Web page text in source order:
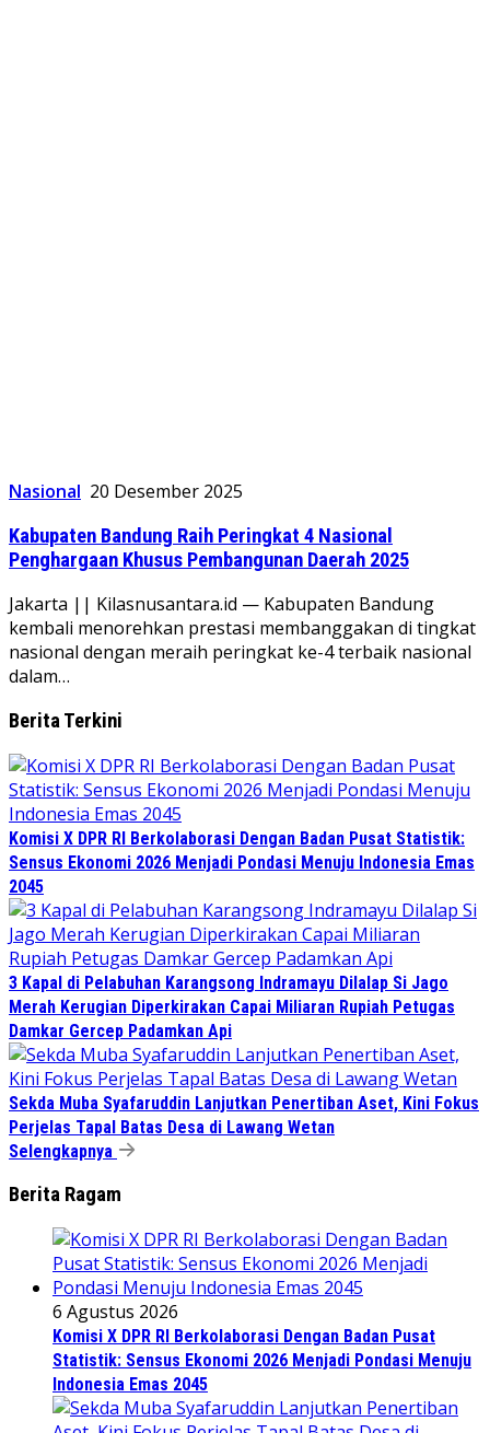
Nasional 20 Desember 2025
Kabupaten Bandung Raih Peringkat 4 Nasional
Penghargaan Khusus Pembangunan Daerah 2025
Jakarta || Kilasnusantara.id — Kabupaten Bandung
kembali menorehkan prestasi membanggakan di tingkat
nasional dengan meraih peringkat ke-4 terbaik nasional
dalam…
Berita Terkini
Komisi X DPR RI Berkolaborasi Dengan Badan Pusat Statistik:
Sensus Ekonomi 2026 Menjadi Pondasi Menuju Indonesia Emas
2045
3 Kapal di Pelabuhan Karangsong Indramayu Dilalap Si Jago
Merah Kerugian Diperkirakan Capai Miliaran Rupiah Petugas
Damkar Gercep Padamkan Api
Sekda Muba Syafaruddin Lanjutkan Penertiban Aset, Kini Fokus
Perjelas Tapal Batas Desa di Lawang Wetan
Selengkapnya
Berita Ragam
6 Agustus 2026
Komisi X DPR RI Berkolaborasi Dengan Badan Pusat
Statistik: Sensus Ekonomi 2026 Menjadi Pondasi Menuju
Indonesia Emas 2045